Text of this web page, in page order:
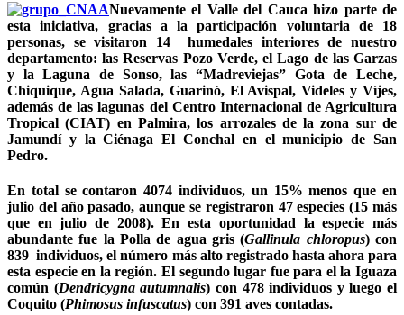
Nuevamente el Valle del Cauca hizo parte de
esta iniciativa, gracias a la participación voluntaria de 18
personas, se visitaron 14 humedales interiores de nuestro
departamento: las Reservas Pozo Verde, el Lago de las Garzas
y la Laguna de Sonso, las “Madreviejas” Gota de Leche,
Chiquique, Agua Salada, Guarinó, El Avispal, Videles y Víjes,
además de las lagunas del Centro Internacional de Agricultura
Tropical (CIAT) en Palmira, los arrozales de la zona sur de
Jamundí y la Ciénaga El Conchal en el municipio de San
Pedro.
En total se contaron 4074 individuos, un 15% menos que en
julio del año pasado, aunque se registraron 47 especies (15 más
que en julio de 2008). En esta oportunidad la especie más
abundante fue la Polla de agua gris (Gallinula chloropus) con
839 individuos, el número más alto registrado hasta ahora para
esta especie en la región. El segundo lugar fue para el la Iguaza
común (Dendricygna autumnalis) con 478 individuos y luego el
Coquito (Phimosus infuscatus) con 391 aves contadas.